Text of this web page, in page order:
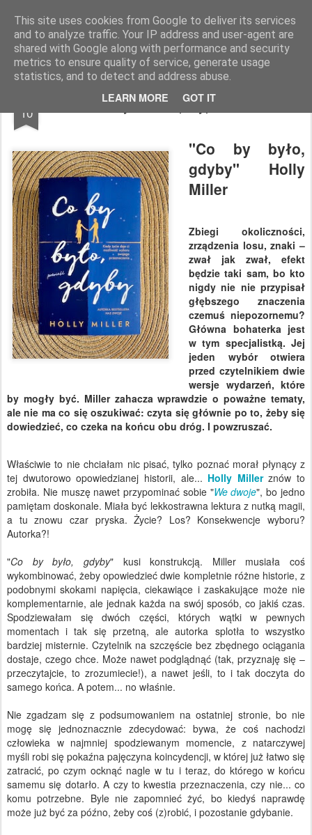
This site uses cookies from Google to deliver its services
and to analyze traffic. Your IP address and user-agent are
shared with Google along with performance and security
metrics to ensure quality of service, generate usage
statistics, and to detect and address abuse.
LEARN MORE GOT IT
paratexterka o książkach i (mo)ich historiach
Pages
10 Gdybanie z przypadku
"Co by było,
gdyby" Holly
Miller
Zbiegi okoliczności,
zrządzenia losu, znaki –
zwał jak zwał, efekt
będzie taki sam, bo kto
nigdy nie nie przypisał
głębszego znaczenia
czemuś niepozornemu?
Główna bohaterka jest
w tym specjalistką. Jej
jeden wybór otwiera
przed czytelnikiem dwie
wersje wydarzeń, które
by mogły być. Miller zahacza wprawdzie o poważne tematy,
ale nie ma co się oszukiwać: czyta się głównie po to, żeby się
dowiedzieć, co czeka na końcu obu dróg. I powzruszać.
Właściwie to nie chciałam nic pisać, tylko poznać morał płynący z
tej dwutorowo opowiedzianej historii, ale... Holly Millerznów to
zrobiła. Nie muszę nawet przypominać sobie "We dwoje", bo jedno
pamiętam doskonale. Miała być lekkostrawna lektura z nutką magii,
a tu znowu czar pryska. Życie? Los? Konsekwencje wyboru?
Autorka?!
"Co by było, gdyby" kusi konstrukcją. Miller musiała coś
wykombinować, żeby opowiedzieć dwie kompletnie różne historie, z
podobnymi skokami napięcia, ciekawiące i zaskakujące może nie
komplementarnie, ale jednak każda na swój sposób, co jakiś czas.
Spodziewałam się dwóch części, których wątki w pewnych
momentach i tak się przetną, ale autorka splotła to wszystko
bardziej misternie. Czytelnik na szczęście bez zbędnego ociągania
dostaje, czego chce. Może nawet podglądnąć (tak, przyznaję się –
przeczytajcie, to zrozumiecie!), a nawet jeśli, to i tak doczyta do
samego końca. A potem... no właśnie.
Nie zgadzam się z podsumowaniem na ostatniej stronie, bo nie
mogę się jednoznacznie zdecydować: bywa, że coś nachodzi
człowieka w najmniej spodziewanym momencie, z natarczywej
myśli robi się pokaźna pajęczyna koincydencji, w której już łatwo się
zatracić, po czym ocknąć nagle w tu i teraz, do którego w końcu
samemu się dotarło. A czy to kwestia przeznaczenia, czy nie... co
komu potrzebne. Byle nie zapomnieć żyć, bo kiedyś naprawdę
może już być za późno, żeby coś (z)robić, i pozostanie gdybanie.